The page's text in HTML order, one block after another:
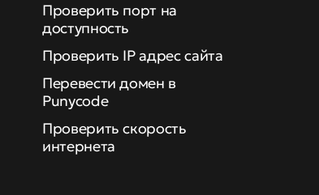
Проверить порт на
доступность
Проверить IP адрес сайта
Перевести домен в
Punycode
Проверить скорость
интернета